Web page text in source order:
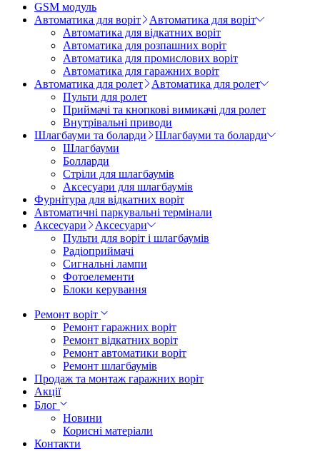
GSM модуль
Автоматика для воріт
Автоматика для воріт
Автоматика для відкатних воріт
Автоматика для розпашних воріт
Автоматика для промислових воріт
Автоматика для гаражних воріт
Автоматика для ролет
Автоматика для ролет
Пульти для ролет
Приймачі та кнопкові вимикачі для ролет
Внутрівальні приводи
Шлагбауми та боларди
Шлагбауми та боларди
Шлагбауми
Болларди
Стріли для шлагбаумів
Аксесуари для шлагбаумів
Фурнітура для відкатних воріт
Автоматичні паркувальні термінали
Аксесуари
Аксесуари
Пульти для воріт і шлагбаумів
Радіоприймачі
Сигнальні лампи
Фотоелементи
Блоки керування
Ремонт воріт
Ремонт гаражних воріт
Ремонт відкатних воріт
Ремонт автоматики воріт
Ремонт шлагбаумів
Продаж та монтаж гаражних воріт
Акції
Блог
Новини
Корисні матеріали
Контакти